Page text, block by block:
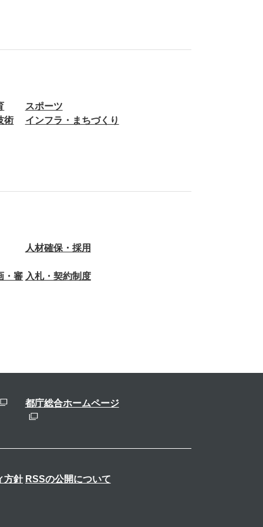
スポーツ
術
インフラ・まちづくり
人材確保・採用
・審 入札・契約制度
都庁総合ホームページ
方針 RSSの公開について